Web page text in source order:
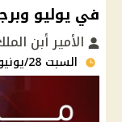
في يوليو
الأمير أبن
السبت 28/يونيو/2025 - 09:33 م